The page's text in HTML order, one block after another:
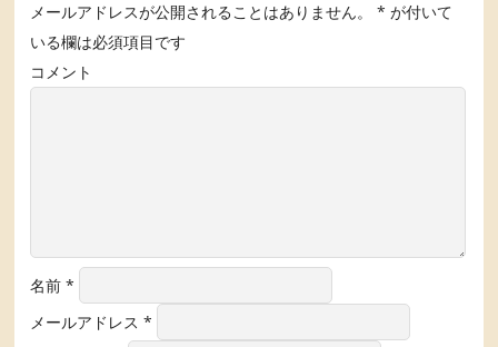
メールアドレスが公開されることはありません。 * が付いて
いる欄は必須項目です
コメント
名前*
メールアドレス*